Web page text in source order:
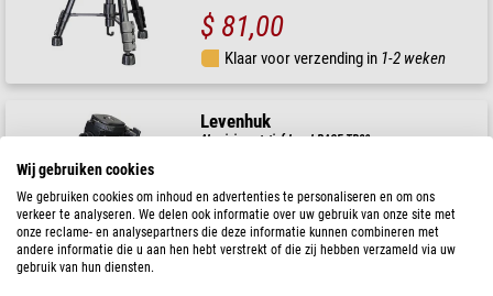
$ 81,00
Klaar voor verzending in 1-2 weken
Levenhuk
Aluminium statief Level BASE TR30
$ 64,00
Wij gebruiken cookies
We gebruiken cookies om inhoud en advertenties te personaliseren en om ons
verkeer te analyseren. We delen ook informatie over uw gebruik van onze site met
onze reclame- en analysepartners die deze informatie kunnen combineren met
andere informatie die u aan hen hebt verstrekt of die zij hebben verzameld via uw
gebruik van hun diensten.